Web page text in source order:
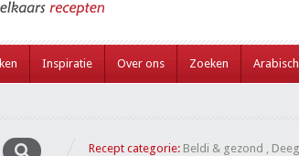
Inspiratie Over ons Zoeken
Recept categorie: Beldi & gezond ,